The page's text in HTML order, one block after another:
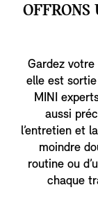
OFFRONS
Gardez votre
elle est
MINI
aussi
l’entretien et
moindre
routine ou
chaque